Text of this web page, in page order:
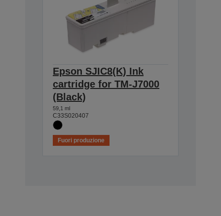
Epson SJIC8(K) Ink
cartridge for TM-J7000
(Black)
59,1 ml
C33S020407
Fuori produzione